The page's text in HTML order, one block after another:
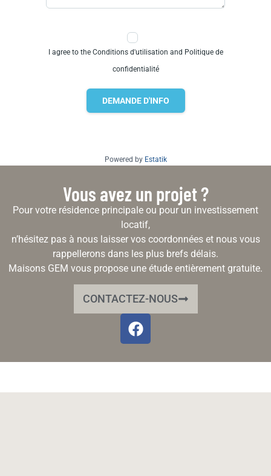
I agree to the Conditions d'utilisation and Politique de
confidentialité
DEMANDE D'INFO
Powered by Estatik
Vous avez un projet ?
Pour votre résidence principale ou pour un investissement
locatif,
n’hésitez pas à nous laisser vos coordonnées et nous vous
rappellerons dans les plus brefs délais.
Maisons GEM vous propose une étude entièrement gratuite.
CONTACTEZ-NOUS